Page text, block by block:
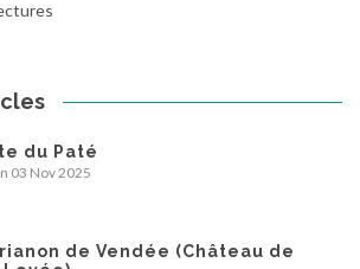
du Paté
03 Nov 2025
de Vendée (Château de